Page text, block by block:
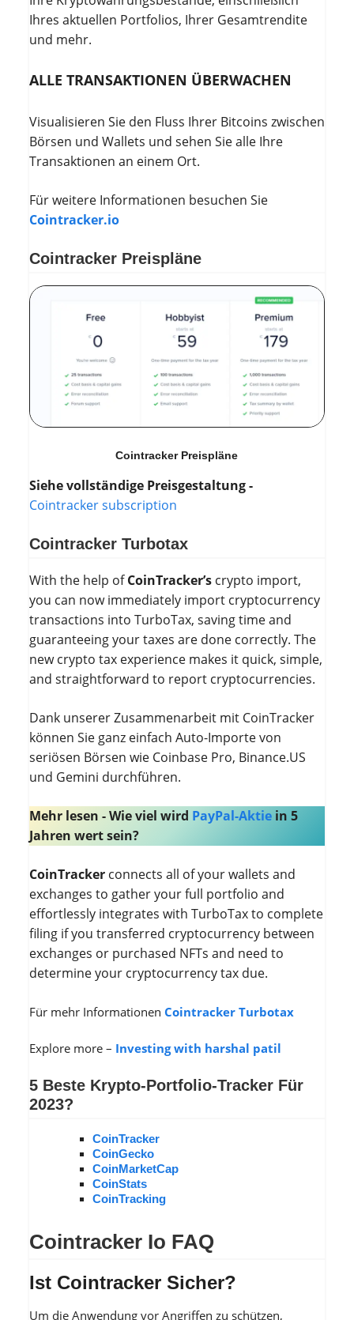
Ihres aktuellen Portfolios, Ihrer Gesamtrendite
und mehr.
ALLE TRANSAKTIONEN ÜBERWACHEN
Visualisieren Sie den Fluss Ihrer Bitcoins zwischen
Börsen und Wallets und sehen Sie alle Ihre
Transaktionen an einem Ort.
Für weitere Informationen besuchen Sie
Cointracker.io
Cointracker Preispläne
Cointracker Preispläne
Siehe vollständige Preisgestaltung -
Cointracker subscription
Cointracker Turbotax
With the help ofCoinTracker’scrypto import,
you can now immediately import cryptocurrency
transactions into TurboTax, saving time and
guaranteeing your taxes are done correctly. The
new crypto tax experience makes it quick, simple,
and straightforward to report cryptocurrencies.
Dank unserer Zusammenarbeit mit CoinTracker
können Sie ganz einfach Auto-Importe von
seriösen Börsen wie Coinbase Pro, Binance.US
und Gemini durchführen.
Mehr lesen - Wie viel wird PayPal-Aktie in 5
Jahren wert sein?
CoinTrackerconnects all of your wallets and
exchanges to gather your full portfolio and
effortlessly integrates with TurboTax to complete
filing if you transferred cryptocurrency between
exchanges or purchased NFTs and need to
determine your cryptocurrency tax due.
Für mehr Informationen Cointracker Turbotax
Explore more – Investing with harshal patil
5 Beste Krypto-Portfolio-Tracker Für
2023?
CoinTracker
CoinGecko
CoinMarketCap
CoinStats
CoinTracking
Cointracker Io FAQ
Ist Cointracker Sicher?
Um die Anwendung vor Angriffen zu schützen,